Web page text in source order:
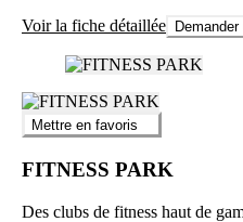
Voir la fiche détaillée
Mettre en favoris
FITNESS PARK
Des clubs de fitness haut de